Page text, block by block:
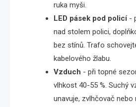
ruka myši.
LED pásek pod policí-
nad stolem polici,
bez stínů. Trafo
kabelového žlabu.
Vzduch - při topné
vlhkost 40-55 %. Suchý
unavuje, zvlhčovač nebo